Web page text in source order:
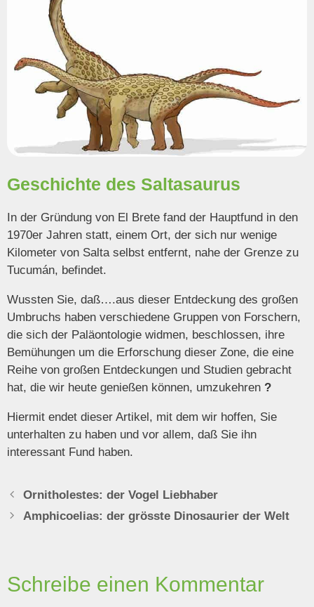
Geschichte des Saltasaurus
In der Gründung von El Brete fand der Hauptfund in den
1970er Jahren statt, einem Ort, der sich nur wenige
Kilometer von Salta selbst entfernt, nahe der Grenze zu
Tucumán, befindet.
Wussten Sie, daß….aus dieser Entdeckung des großen
Umbruchs haben verschiedene Gruppen von Forschern,
die sich der Paläontologie widmen, beschlossen, ihre
Bemühungen um die Erforschung dieser Zone, die eine
Reihe von großen Entdeckungen und Studien gebracht
hat, die wir heute genießen können, umzukehren ?
Hiermit endet dieser Artikel, mit dem wir hoffen, Sie
unterhalten zu haben und vor allem, daß Sie ihn
interessant Fund haben.
Ornitholestes: der Vogel Liebhaber
Amphicoelias: der grösste Dinosaurier der Welt
Schreibe einen Kommentar